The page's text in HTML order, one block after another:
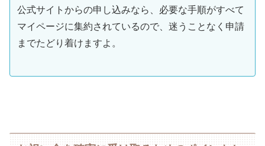
公式サイトからの申し込みなら、必要な手順がすべて
マイページに集約されているので、迷うことなく申請
までたどり着けますよ。